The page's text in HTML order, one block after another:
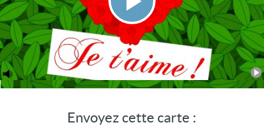
Lire
la
vidéo
Envoyez cette carte :